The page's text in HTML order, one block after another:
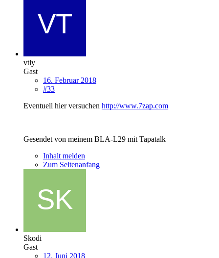
vtly
Gast
16. Februar 2018
#33
Eventuell hier versuchen http://www.7zap.com
Gesendet von meinem BLA-L29 mit Tapatalk
Inhalt melden
Zum Seitenanfang
Skodi
Gast
12. Juni 2018